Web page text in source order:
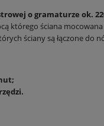
o gramaturze ok.
którego ściana
ściany są łączone do